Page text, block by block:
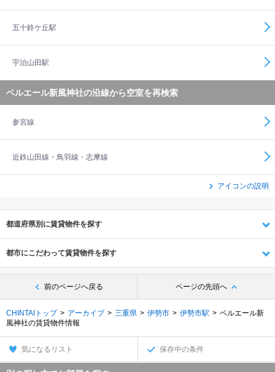
五十鈴ケ丘駅
宇治山田駅
ベルエール新風神社の沿線から空室を再検索
参宮線
近鉄山田線・鳥羽線・志摩線
アイコンの説明
都道府県別に賃貸物件を探す
都市にこだわって賃貸物件を探す
前のページへ戻る ページの先頭へ
CHINTAIトップ アーカイブ 三重県 伊勢市 伊勢市駅
ベルエール新
風神社の賃貸物件情報
気になるリスト 保存中の条件